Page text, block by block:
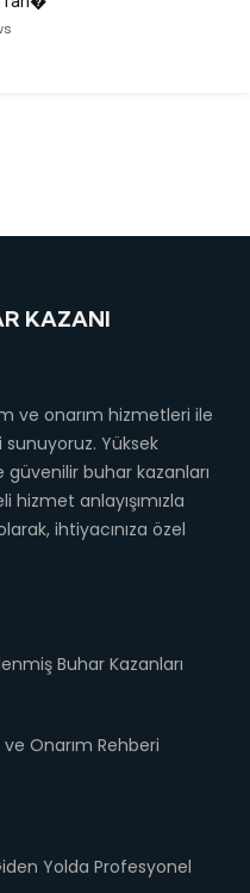
KAZANI
ve onarım hizmetleri ile
Yüksek
buhar kazanları
anlayışımızla
ihtiyacınıza özel
Buhar Kazanları
ve Onarım Rehberi
Yolda Profesyonel